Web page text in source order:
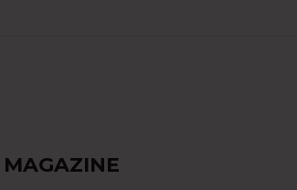
MAGAZINE